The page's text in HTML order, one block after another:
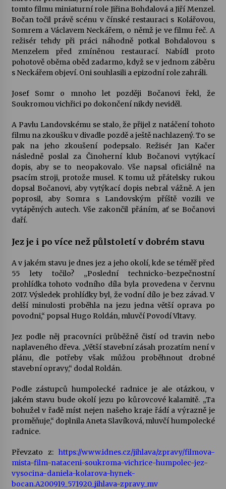
tomto filmu miniaturní role Jiřina Bohdalová a Jiří Menzel.
Bočan točil právě scénu v čínské restauraci s Kolářovou,
Somrem a Václavem Neckářem, o němž je ve filmu řeč. A
režisér tehdy při práci náhodně potkal Bohdalovou s
Menzelem před zmíněnou restaurací. Nabídl proto
pohotově oběma oběd zadarmo, když se v jednom záběru
s Neckářem objeví. Oni souhlasili a epizodní role zahráli.
Josef Somr o mnoho let později Bočanovi řekl, že
Soukromou vichřici po dokončení nikdy neviděl.
A Pavlu Landovskému se stalo, že přijel z natáčení tohoto
filmu na zkoušku v divadle pozdě a ještě nachlazený. To se
pak na jeho zkoušení podepsalo. Režisér Jan Kačer
následně poslal za Činoherní klub Bočanovi vytýkací
dopis, aby se to neopakovalo. Vše napsal oficiálně na
psacím stroji, protože musel. K tomu už přátelsky rukou
dopsal Bočanovi, aby vytýkací dopis nebral vážně. A jen
poprosil, aby Somra s Landovským příště vozili ve
vytápěných autech. Vše zakončil přáním, ať se Bočanovi
daří.
Jez je i po více než půlstoletí v dobrém stavu
A v jakém stavu je dnes jez a jeho okolí, kde se téměř před
55 lety točilo? „Poslední technicko-bezpečnostní
prohlídka tohoto vodního díla byla provedena v červnu
2017. Výsledek prohlídky byl, že vodní dílo je bez závad. V
delší minulosti proběhla na jezu jedna větší oprava po
povodni,“ popsal Hugo Roldán, mluvčí Povodí Vltavy.
Jez podle něj pracovníci průběžně čistí od travin nebo
naplaveného dřeva. „Větší stavební zásah prozatím není v
plánu, dle potřeby však můžou proběhnout drobné
stavební opravy,“ dodal Roldán.
Podle zástupců humpolecké radnice je ale otázkou, v
jakém stavu bude okolí jezu po kůrovcové kalamitě. „Ta
bohužel v řadě míst nejen našeho kraje řádí a výrazně je
proměňuje,“ doplnila Aneta Slavíková, mluvčí humpolecké
radnice.
Převzato z: https://www.idnes.cz/jihlava/zpravy/filmova-
mista-film-nataceni-soukroma-vichrice-humpolec-jez-
vysocina-daniela-kolarova-hynek-
bocan.A200919_571920_jihlava-zpravy_mv